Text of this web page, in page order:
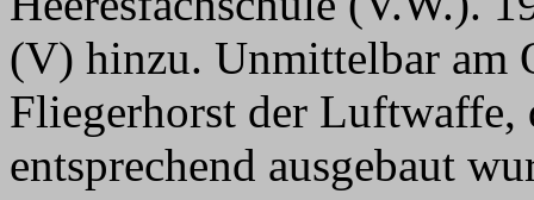
(V) hinzu. Unmittelbar am
Fliegerhorst der Luftwaffe,
entsprechend ausgebaut